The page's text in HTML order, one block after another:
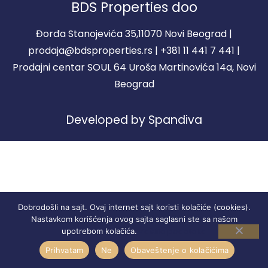
BDS Properties doo
Đorđa Stanojevića 35,11070 Novi Beograd |
prodaja@bdsproperties.rs | +381 11 441 7 441 |
Prodajni centar SOUL 64 Uroša Martinovića 14a, Novi
Beograd
Developed by Spandiva
STANOVI REGISTRACIJA
Dobrodošli na sajt. Ovaj internet sajt koristi kolačiće (cookies).
Nastavkom korišćenja ovog sajta saglasni ste sa našom
upotrebom kolačića.
Prihvatam Ne Obaveštenje o kolačićima